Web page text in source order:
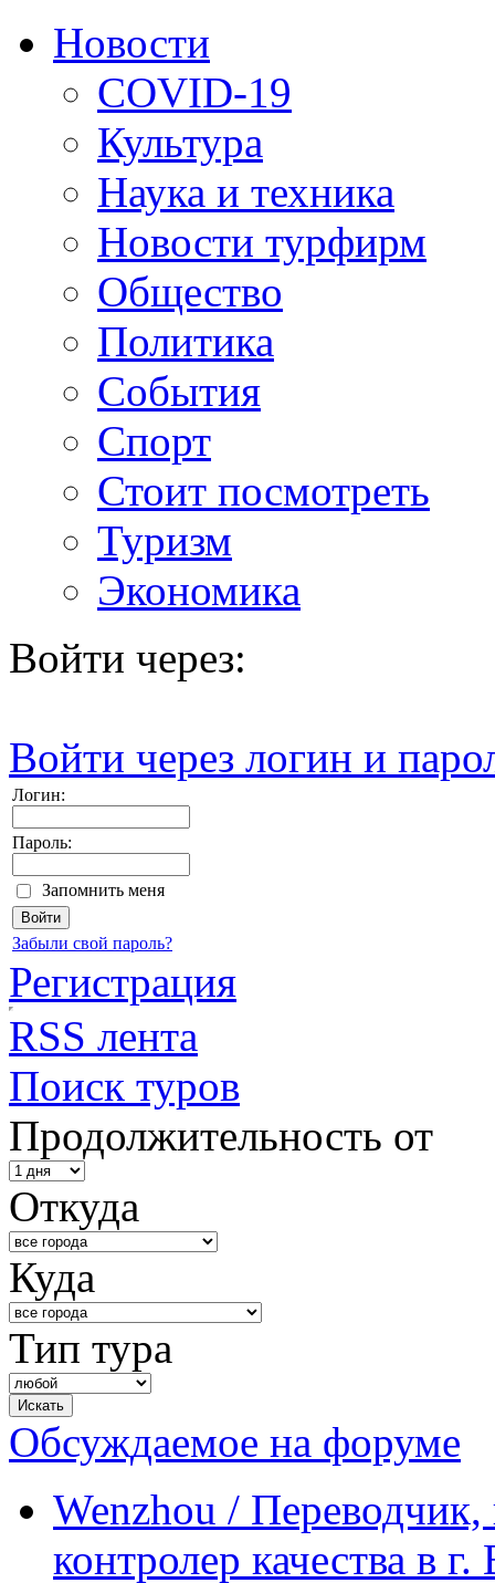
Новости
COVID-19
Культура
Наука и техника
Новости турфирм
Общество
Политика
События
Спорт
Стоит посмотреть
Туризм
Экономика
Войти через:
Войти через логин и
Логин:
Пароль:
Запомнить меня
Забыли свой пароль?
Регистрация
RSS лента
Поиск туров
Продолжительность от
Откуда
Куда
Тип тура
Обсуждаемое на форуме
Wenzhou / Переводчик,
контролер качества в